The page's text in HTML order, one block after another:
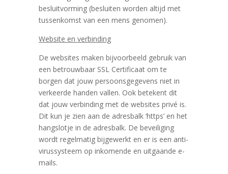
besluitvorming (besluiten worden altijd met
tussenkomst van een mens genomen).
Website en verbinding
De websites maken bijvoorbeeld gebruik van
een betrouwbaar SSL Certificaat om te
borgen dat jouw persoonsgegevens niet in
verkeerde handen vallen. Ook betekent dit
dat jouw verbinding met de websites privé is.
Dit kun je zien aan de adresbalk ‘https’ en het
hangslotje in de adresbalk. De beveiliging
wordt regelmatig bijgewerkt en er is een anti-
virussysteem op inkomende en uitgaande e-
mails.